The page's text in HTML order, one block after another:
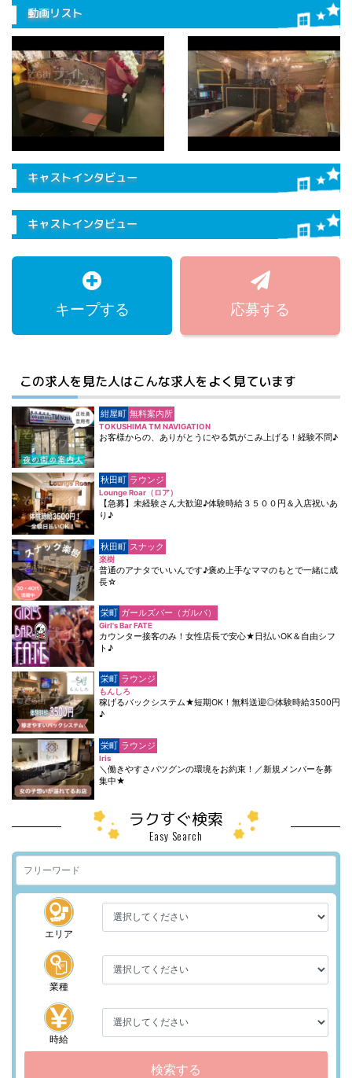
動画リスト
キャストインタビュー
キャストインタビュー
キープする 応募する
この求人を見た人はこんな求人をよく見ています
紺屋町 無料案内所
TOKUSHIMA TM NAVIGATION
お客様からの、ありがとうにやる気がこみ上げる！経験不問♪
秋田町 ラウンジ
Lounge Roar（ロア）
【急募】未経験さん大歓迎♪体験時給３５００円＆入店祝いあ
り♪
秋田町 スナック
楽樹
普通のアナタでいいんです♪褒め上手なママのもとで一緒に成
長☆
栄町 ガールズバー（ガルバ）
Girl's Bar FATE
カウンター接客のみ！女性店長で安心★日払いOK＆自由シフ
ト♪
栄町 ラウンジ
もんしろ
稼げるバックシステム★短期OK！無料送迎◎体験時給3500円
♪
栄町 ラウンジ
Iris
＼働きやすさバツグンの環境をお約束！／新規メンバーを募
集中★
ラクすぐ検索
Easy Search
エリア
業種
時給
検索する